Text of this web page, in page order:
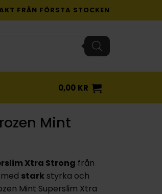
FRÅN FÖRSTA STOCKEN
0,00 KR
Mint
Xtra Strong från
med stark styrka och
Mint Superslim Xtra